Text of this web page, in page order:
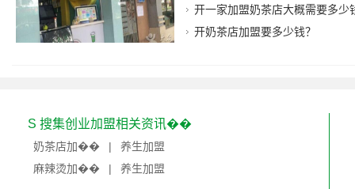
开一家加盟奶茶店大概需要多少
开奶茶店加盟要多少钱？
S 搜集创业加盟相关资讯��
奶茶店加�� |
养生加盟
麻辣烫加��
| 养生加盟